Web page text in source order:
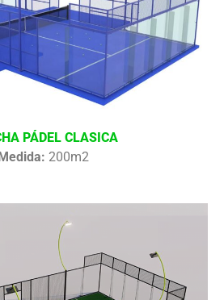
PÁDEL CLASICA
200m2